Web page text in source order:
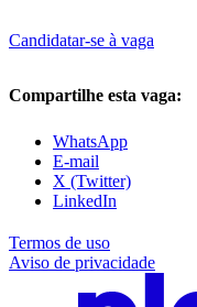
Candidatar-se à vaga
Compartilhe esta vaga:
WhatsApp
E-mail
X (Twitter)
LinkedIn
Termos de uso
Aviso de privacidade